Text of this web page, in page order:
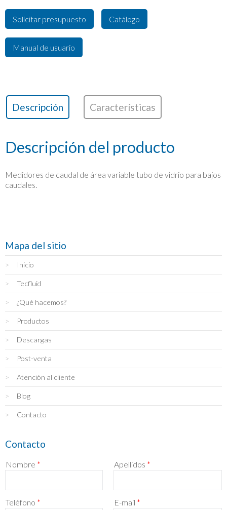
Solicitar presupuesto Catálogo
Manual de usuario
Descripción Características
Descripción del producto
Medidores de caudal de área variable tubo de vidrio para bajos
caudales.
Mapa del sitio
Inicio
Tecfluid
¿Qué hacemos?
Productos
Descargas
Post-venta
Atención al cliente
Blog
Contacto
Contacto
Nombre * Apellidos *
Teléfono * E-mail *